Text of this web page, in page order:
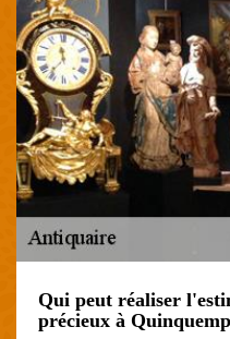
Qui peut réaliser
précieux à